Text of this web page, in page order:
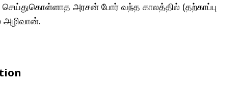
அரசன் போர் வந்த காலத்தில் (தற்காப்பு
அழிவான்.